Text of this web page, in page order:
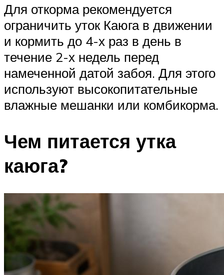
Для откорма рекомендуется
ограничить уток Каюга в движении
и кормить до 4-х раз в день в
течение 2-х недель перед
намеченной датой забоя. Для этого
используют высокопитательные
влажные мешанки или комбикорма.
Чем питается утка
каюга?